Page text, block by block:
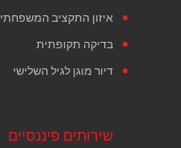
איזון התקציב המשפחתי
בדיקה תקופתית
דיור מוגן לגיל השלישי
שירותים פיננסיים